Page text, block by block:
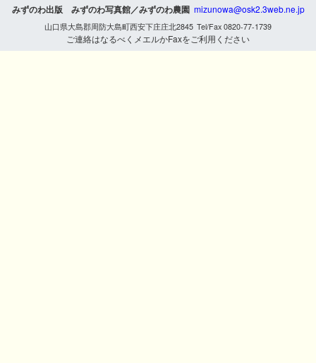
みずのわ出版 みずのわ写真館／みずのわ農園 mizunowa@osk2.3web.ne.jp
山口県大島郡周防大島町西安下庄庄北2845 Tel/Fax 0820-77-1739
ご連絡はなるべくメエルかFaxをご利用ください